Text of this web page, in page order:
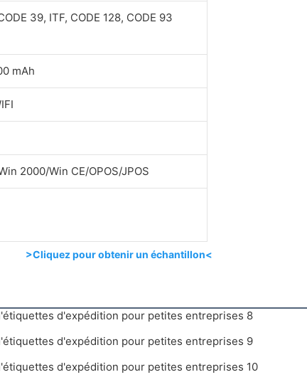
39, ITF, CODE 128, CODE 93
mAh
2000/Win CE/OPOS/JPOS
>Cliquez pour obtenir un échantillon<